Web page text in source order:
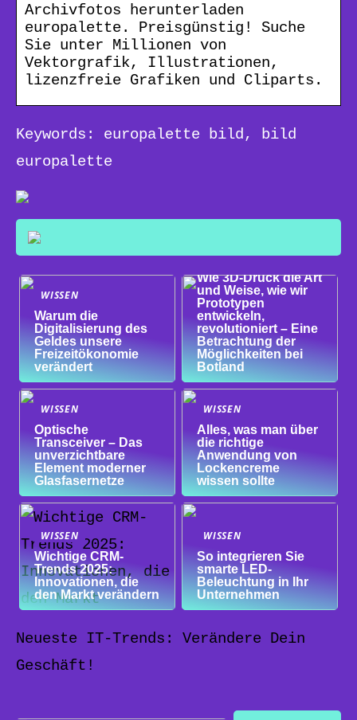
Archivfotos herunterladen
europalette. Preisgünstig! Suche
Sie unter Millionen von
Vektorgrafik, Illustrationen,
lizenzfreie Grafiken und Cliparts.
Keywords: europalette bild, bild
europalette
WISSEN
Warum die
Digitalisierung des
Geldes unsere
Freizeitökonomie
verändert
WISSEN
Wie 3D-Druck die Art
und Weise, wie wir
Prototypen
entwickeln,
revolutioniert – Eine
Betrachtung der
Möglichkeiten bei
Botland
WISSEN
Optische
Transceiver – Das
unverzichtbare
Element moderner
Glasfasernetze
WISSEN
Alles, was man über
die richtige
Anwendung von
Lockencreme
wissen sollte
WISSEN
Wichtige CRM-
Trends 2025:
Innovationen, die
den Markt verändern
WISSEN
So integrieren Sie
smarte LED-
Beleuchtung in Ihr
Unternehmen
Neueste IT-Trends: Verändere Dein
Geschäft!